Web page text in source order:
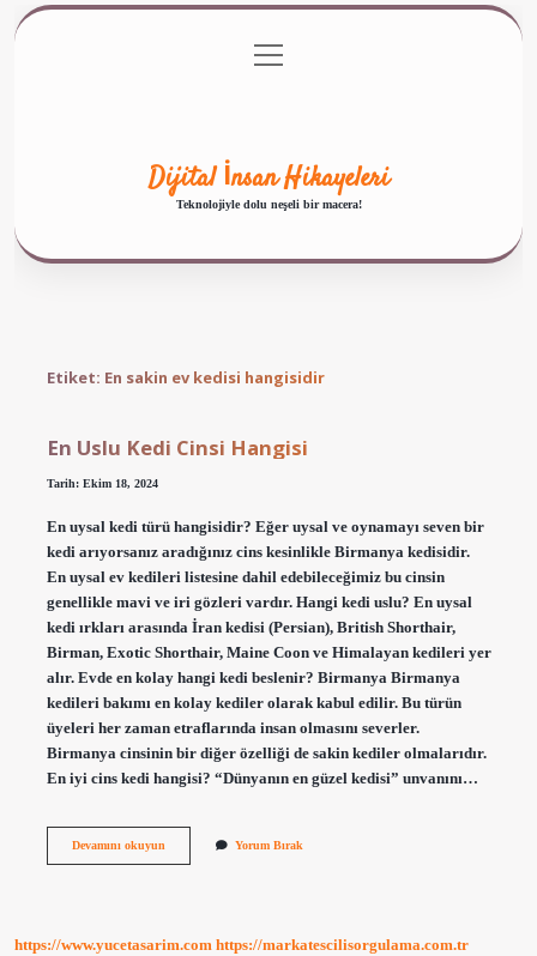
Gizlilik Politikası
menüyü
aç
Dijital İnsan Hikayeleri
Teknolojiyle dolu neşeli bir macera!
Etiket: En sakin ev kedisi hangisidir
En Uslu Kedi Cinsi Hangisi
Tarih: Ekim 18, 2024
En uysal kedi türü hangisidir? Eğer uysal ve oynamayı seven bir
kedi arıyorsanız aradığınız cins kesinlikle Birmanya kedisidir.
En uysal ev kedileri listesine dahil edebileceğimiz bu cinsin
genellikle mavi ve iri gözleri vardır. Hangi kedi uslu? En uysal
kedi ırkları arasında İran kedisi (Persian), British Shorthair,
Birman, Exotic Shorthair, Maine Coon ve Himalayan kedileri yer
alır. Evde en kolay hangi kedi beslenir? Birmanya Birmanya
kedileri bakımı en kolay kediler olarak kabul edilir. Bu türün
üyeleri her zaman etraflarında insan olmasını severler.
Birmanya cinsinin bir diğer özelliği de sakin kediler olmalarıdır.
En iyi cins kedi hangisi? “Dünyanın en güzel kedisi” unvanını…
Devamını okuyunEn
Yorum Bırak
https://www.yucetasarim.com https://markatescilisorgulama.com.tr